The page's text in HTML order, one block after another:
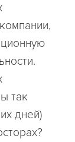
так
дней)